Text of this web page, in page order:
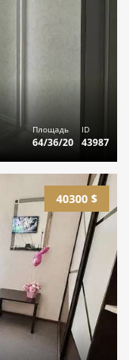
Площадь
64/36/20
ID
43987
40300 $